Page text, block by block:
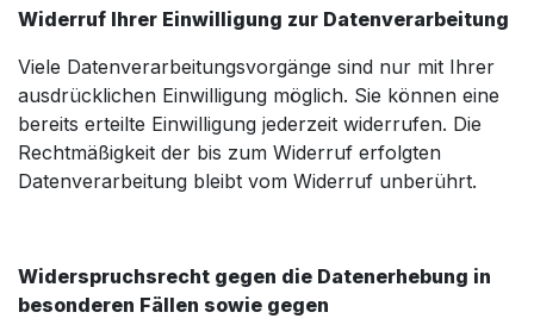
Widerruf Ihrer Einwilligung zur Datenverarbeitung
Viele Datenverarbeitungsvorgänge sind nur mit Ihrer
ausdrücklichen Einwilligung möglich. Sie können eine
bereits erteilte Einwilligung jederzeit widerrufen. Die
Rechtmäßigkeit der bis zum Widerruf erfolgten
Datenverarbeitung bleibt vom Widerruf unberührt.
Widerspruchsrecht gegen die Datenerhebung in
besonderen Fällen sowie gegen